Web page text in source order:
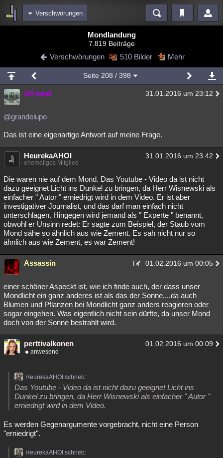
Verschwörungen
Blogs Videos
Chat Wiki Neuigkeiten
meine Rubriken
Menschen Mystery Kriminalfälle
Spiritualität
Natur Umfragen Unterhaltung
weitere Rubriken
Philosophie Träume
Astronomie Helpdesk Gruppen Gaming Filme
Musik Clash Verbesserungen Allmystery English
Übersichten
Besucht Teilgenommen Alle Neue Geschlossen
Lesenswert Schlüsselwörter
Mondlandung
7.819 Beiträge
Verschwörungen 510 Bilder Mehr
Seite 208 / 398
off-peak 31.01.2016 um 23:12
@grandelupo
Das ist eine eigenartige Antwort auf meine Frage.
HeurekaAHOI 31.01.2016 um 23:42
ehemaliges Mitglied
Die waren nie auf dem Mond. Das Youtube - Video da ist nicht
dazu geeignet Licht ins Dunkel zu bringen, da Herr Wisnewski als
einfacher " Autor " erniedrigt wird in dem Video. Er ist aber
investigativer Journalist, und das darf man einfach nicht
unterschlagen. Hingegen wird jemand als " Experte " benannt,
obwohl er Unsinn redet: Er sagte zum Beispiel, der Staub vom
Mond sähe so ähnlich aus wie Zement. Es sah nicht nur so
ähnlich aus wie Zement, es war Zement!
Assassin 01.02.2016 um 00:05
einer schöner Aspeckt ist, wie ich finde auch, der dass unser
Mondlicht ein ganz anderes ist als das der Sonne....da auch
Blumen und Pflanzen bei Mondlicht ganz anders reagieren oder
sogar eingehen. Was eigentlich nicht sein dürfte, da unser Mond
doch von der Sonne bestrahlt wird.
perttivalkonen 01.02.2016 um 00:09
anwesend
HeurekaAHOI schrieb:
Das Youtube - Video da ist nicht dazu geeignet Licht ins
Dunkel zu bringen, da Herr Wisnewski als einfacher " Autor "
erniedrigt wird in dem Video.
Es werden Gegenargumente vorgebracht, nicht eine Person
"erniedrigt".
HeurekaAHOI schrieb: